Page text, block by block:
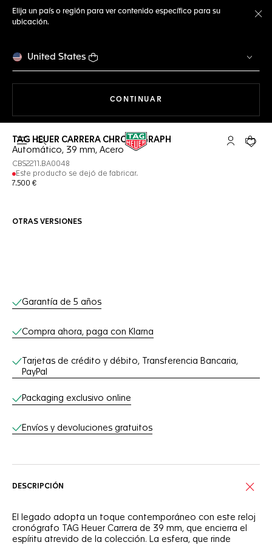
Elija un país o región para ver contenido específico para su
ubicación.
United States
CONTINUAR
Abrir el menú de búsqueda Cuenta Mi
Su
TAG HEUER CARRERA CHRONOGRAPH
Automático, 39 mm, Acero
CBS2211.BA0048
Este producto se dejó de fabricar.
7.500 €
OTRAS VERSIONES
Servicios online
Garantía de 5 años
Compra ahora, paga con Klarna
Tarjetas de crédito y débito, Transferencia Bancaria,
PayPal
Packaging exclusivo online
Envíos y devoluciones gratuitos
DESCRIPCIÓN
El legado adopta un toque contemporáneo con este reloj
cronógrafo TAG Heuer Carrera de 39 mm, que encierra el
espíritu atrevido de la colección. La esfera, que rinde